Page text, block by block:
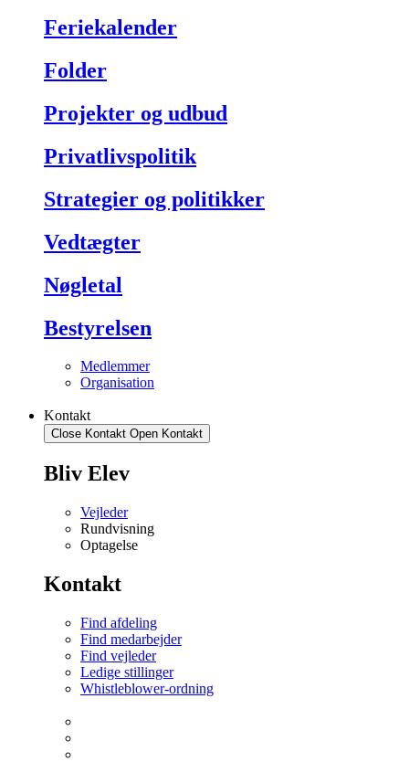
Feriekalender
Folder
Projekter og udbud
Privatlivspolitik
Strategier og politikker
Vedtægter
Nøgletal
Bestyrelsen
Medlemmer
Organisation
Kontakt
Close Kontakt Open Kontakt
Bliv Elev
Vejleder
Rundvisning
Optagelse
Kontakt
Find afdeling
Find medarbejder
Find vejleder
Ledige stillinger
Whistleblower-ordning